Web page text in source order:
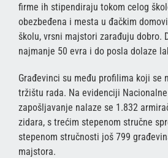
firme ih stipendiraju tokom celog
obezbeđena i mesta u đačkim
školu, vrsni majstori zarađuju dobro.
najmanje 50 evra i do posla dolaze
Građevinci su među profilima koji se
tržištu rada. Na evidenciji
zapošljavanje nalaze se 1.832
zidara, s trećim stepenom stručne
stepenom stručnosti još 799
majstora.